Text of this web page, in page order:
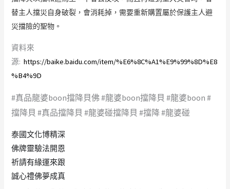
替主人擋災自身破裂，會消耗掉，需要重新購置屬於保護主人避
災擋險的聖物。
資料來
源:https://baike.baidu.com/item/%E6%8C%A1%E9%99%8D%E8
%B4%9D
#真品龍婆boon擋降貝佛 #龍婆boon擋降貝 #龍婆boon #
擋降貝 #真品擋降貝 #龍婆碰擋降貝 #擋降 #龍婆碰
泰國文化博精深
佛牌靈驗法開恩
祈請有緣運來跟
誠心禮佛夢成真